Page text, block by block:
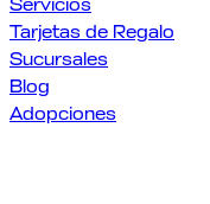
Servicios
Tarjetas de Regalo
Sucursales
Blog
Adopciones